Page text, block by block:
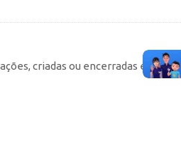
criadas ou encerradas em cada